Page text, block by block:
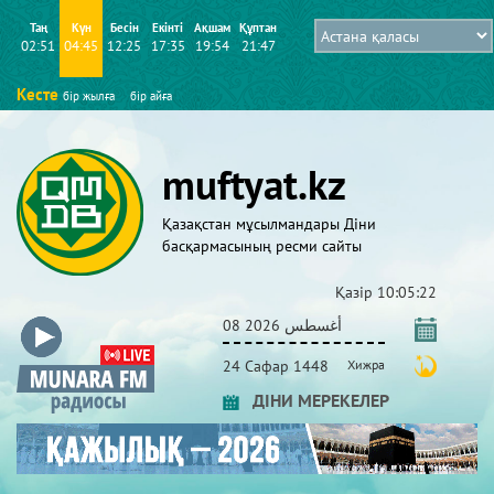
Таң
02:51
Күн
04:45
Бесін
12:25
Екінті
17:35
Ақшам
19:54
Құптан
21:47
Кесте бір жылға бір айға
muftyat.kz
Қазақстан мұсылмандары Діни
басқармасының ресми сайты
Қазір 10:05:23
08 أغسطس 2026
24 Сафар 1448 Хижра
ДІНИ МЕРЕКЕЛЕР